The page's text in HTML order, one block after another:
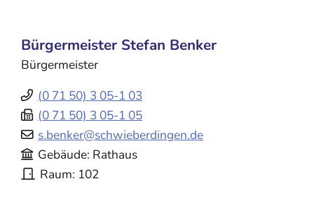
Bürgermeister Stefan Benker
Bürgermeister
(0 71 50) 3 05-1 03
(0 71 50) 3 05-1 05
s.benker@schwieberdingen.de
Gebäude Rathaus
Raum 102